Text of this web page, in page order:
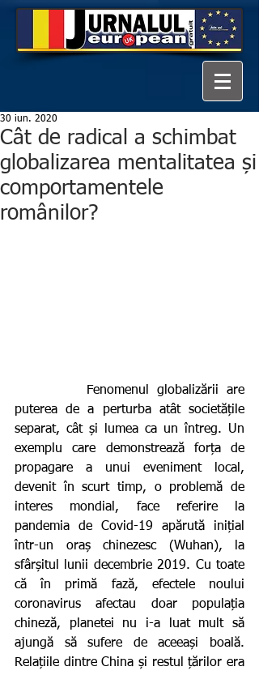
Cât de radical a schimbat
globalizarea mentalitatea și
comportamentele
românilor?
30 iun. 2020
puterea de a perturba atât societățile
separat, cât și lumea ca un întreg. Un
exemplu care demonstrează forța de
propagare a unui eveniment local,
devenit în scurt timp, o problemă de
interes mondial, face referire la
pandemia de Covid-19 apărută inițial
într-un oraș chinezesc (Wuhan), la
sfârșitul lunii decembrie 2019. Cu toate
că în primă fază, efectele noului
coronavirus afectau doar populația
chineză, planetei nu i-a luat mult să
ajungă să sufere de aceeași boală.
Relațiile dintre China și restul țărilor era